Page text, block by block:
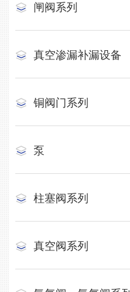
闸阀系列
真空渗漏补漏设备
铜阀门系列
泵
柱塞阀系列
真空阀系列